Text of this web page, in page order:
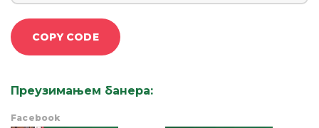
COPY CODE
Преузимањем банера:
Facebook